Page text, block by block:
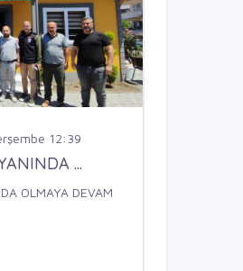
12:39
...
OLMAYA DEVAM